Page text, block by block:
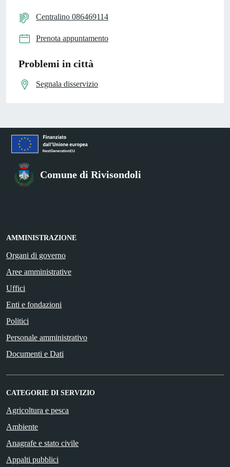
Centralino 086469114
Prenota appuntamento
Problemi in città
Segnala disservizio
Comune di Rivisondoli
AMMINISTRAZIONE
Organi di governo
Aree amministrative
Uffici
Enti e fondazioni
Politici
Personale amministrativo
Documenti e Dati
CATEGORIE DI SERVIZIO
Agricoltura e pesca
Ambiente
Anagrafe e stato civile
Appalti pubblici